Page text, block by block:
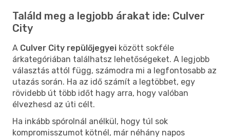
Találd meg a legjobb árakat ide: Culver
City
A Culver City repülőjegyei között sokféle
árkategóriában találhatsz lehetőségeket. A legjobb
választás attól függ, számodra mi a legfontosabb az
utazás során. Ha az idő számít a legtöbbet, egy
rövidebb út több időt hagy arra, hogy valóban
élvezhesd az úti célt.
Ha inkább spórolnál anélkül, hogy túl sok
kompromisszumot kötnél, már néhány napos